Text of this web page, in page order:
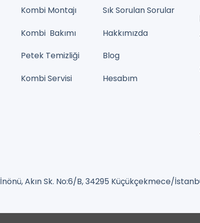
Kombi Montajı
Kombi Bakımı
Petek Temizliği
Kombi Servisi
Sık Sorulan Sorular
Hakkımızda
Blog
Hesabım
İnönü, Akın Sk. No:6/B, 34295 Küçükçekmece/